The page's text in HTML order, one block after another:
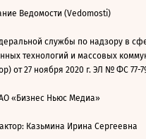
Ведомости (Vedomosti)
службы по надзору в
технологий и массовых
от 27 ноября 2020 г. ЭЛ № ФС 77-
«Бизнес Ньюс Медиа»
Казьмина Ирина Сергеевна